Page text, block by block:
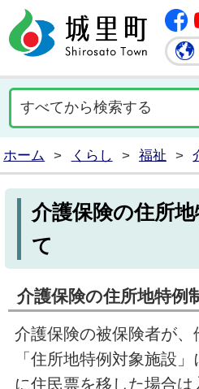
ホーム > くらし > 福祉 >
介護保険の住所
て
介護保険の住所地特例
介護保険の被保険者が、
「住所地特例対象施設
に住民票を移した場合